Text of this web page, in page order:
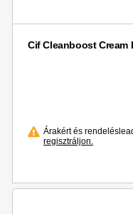
Cif Cleanboost Cream
Árakért és
regisztráljon.